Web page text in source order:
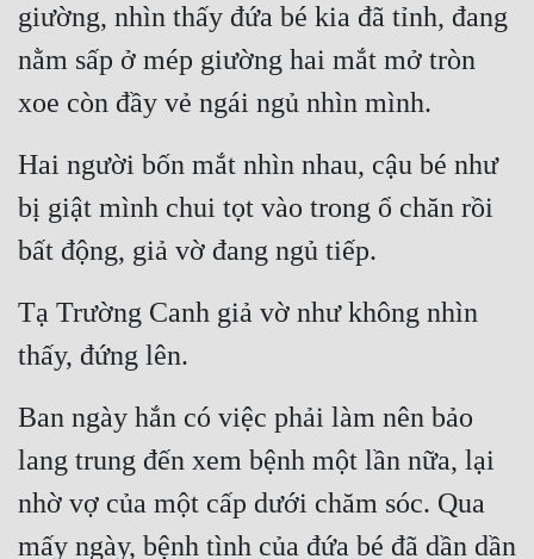
giường, nhìn thấy đứa bé kia đã tỉnh, đang
nằm sấp ở mép giường hai mắt mở tròn
xoe còn đầy vẻ ngái ngủ nhìn mình.
Hai người bốn mắt nhìn nhau, cậu bé như
bị giật mình chui tọt vào trong ổ chăn rồi
bất động, giả vờ đang ngủ tiếp.
Tạ Trường Canh giả vờ như không nhìn
thấy, đứng lên.
Ban ngày hắn có việc phải làm nên bảo
lang trung đến xem bệnh một lần nữa, lại
nhờ vợ của một cấp dưới chăm sóc. Qua
mấy ngày, bệnh tình của đứa bé đã dần dần